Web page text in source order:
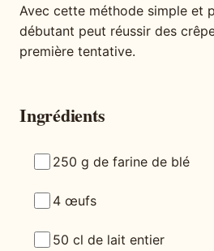
Avec cette méthode simple et
débutant peut réussir des
première tentative.
Ingrédients
250 g de farine de blé
4 œufs
50 cl de lait entier